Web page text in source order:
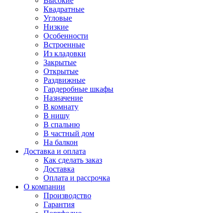
Квадратные
Угловые
Низкие
Особенности
Встроенные
Из кладовки
Закрытые
Открытые
Раздвижные
Гардеробные шкафы
Назначение
В комнату
В нишу
В спальню
В частный дом
На балкон
Доставка и оплата
Как сделать заказ
Доставка
Оплата и рассрочка
О компании
Производство
Гарантия